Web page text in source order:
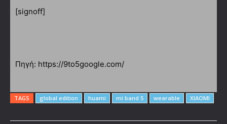
[signoff]
Πηγή: https://9to5google.com/
TAGS global edition huami mi band 5 wearable XIAOMI